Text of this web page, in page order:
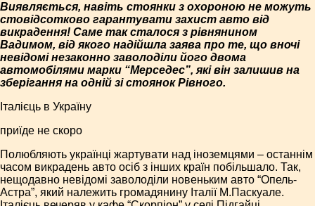
Виявляється, навіть стоянки з охороною не можуть
стовідсотково гарантувати захист авто від
викрадення! Саме так сталося з рівнянином
Вадимом, від якого надійшла заява про те, що вночі
невідомі незаконно заволоділи його двома
автомобілями марки “Мерседес”, які він залишив на
зберігання на одній зі стоянок Рівного.
Італієць в Україну
приїде не скоро
Полюбляють українці жартувати над іноземцями – останнім
часом викрадень авто осіб з інших країн побільшало. Так,
нещодавно невідомі заволоділи новеньким авто “Опель-
Астра”, який належить громадянину Італії М.Паскуале.